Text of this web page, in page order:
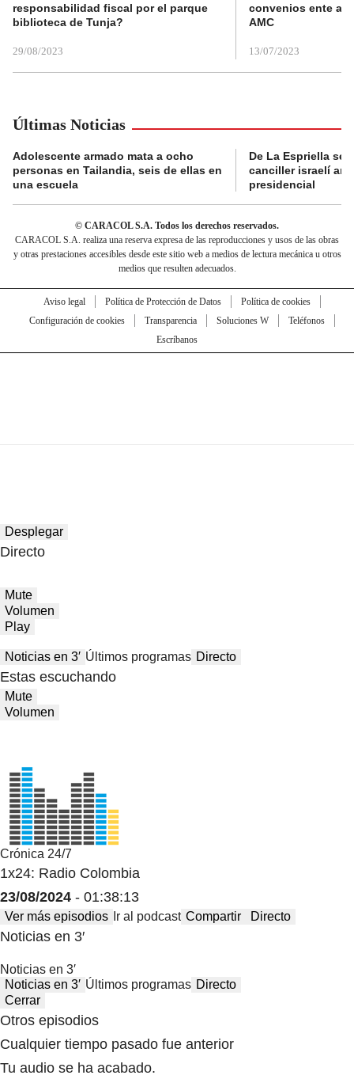
responsabilidad fiscal por el parque
biblioteca de Tunja?
29/08/2023
convenios ente
AMC
13/07/2023
Últimas Noticias
Adolescente armado mata a ocho
personas en Tailandia, seis de ellas en
una escuela
De La Espriella se
canciller israelí
presidencial
© CARACOL S.A. Todos los derechos reservados.
CARACOL S.A. realiza una reserva expresa de las reproducciones y usos de las obras
y otras prestaciones accesibles desde este sitio web a medios de lectura mecánica u otros
medios que resulten adecuados.
Aviso legal Política de Protección de Datos
Política de cookies
Configuración de cookies
Transparencia Soluciones W
Teléfonos
Escríbanos
Desplegar
Directo
Mute
Volumen
Play
Noticias en 3′ Últimos programas Directo
Estas escuchando
Mute
Volumen
Crónica 24/7
1x24: Radio Colombia
23/08/2024 - 01:38:13
Ver más episodios Ir al podcast Compartir Directo
Noticias en 3′
Noticias en 3′
Noticias en 3′ Últimos programas Directo
Cerrar
Otros episodios
Cualquier tiempo pasado fue anterior
Tu audio se ha acabado.